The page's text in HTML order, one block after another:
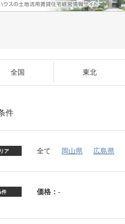
全国 東北
件
ア 全て 岡山県 広島県
件 価格： -